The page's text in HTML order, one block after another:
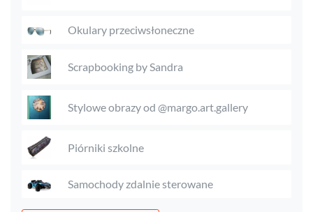
Okulary przeciwsłoneczne
Scrapbooking by Sandra
Stylowe obrazy od @margo.art.gallery
Piórniki szkolne
Samochody zdalnie sterowane